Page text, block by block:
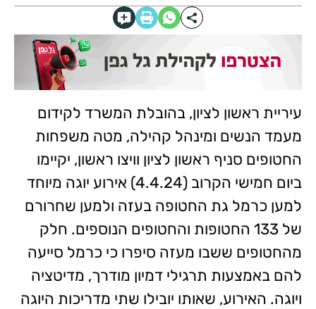
עיריית ראשון לציון, בהובלת המשרד לקידום
מעמד הנשים ומינהל קהילה, מטה משפחות
החטופים סניף ראשון לציון וויצו ראשון, יקיימו
ביום חמישי הקרוב (4.4.24) אירוע יוגה מיוחד
למען כרמל גת החטופה בעזה ולמען שחרורם
של 133 החטופות והחטופים הנוספים. חלק
מהחטופים ששבו מעזה סיפרו כי כרמל סייעה
להם באמצעות תרגילי דמיון מודרך, מדיטציה
ויוגה. האירוע, שאותו יובילו שתי מדריכות היוגה